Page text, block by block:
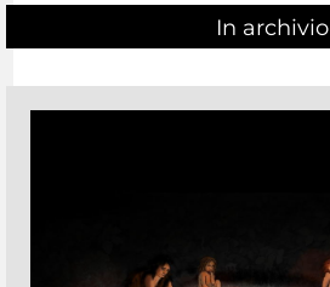
In archivio